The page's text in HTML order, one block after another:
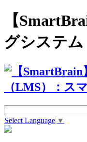
【
グシステ
Select Language ▼